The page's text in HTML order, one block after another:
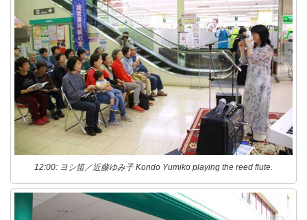
12:00: ヨシ笛／近藤ゆみ子 Kondo Yumiko playing the reed flute.